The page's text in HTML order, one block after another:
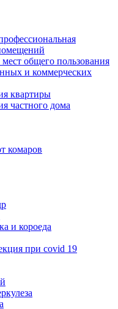
общего пользования
и коммерческих
квартиры
частного дома
комаров
и короеда
при covid 19